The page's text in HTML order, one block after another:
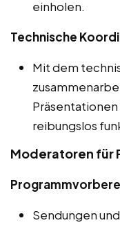
einholen.
Technische
Mit dem
reibungslos
Moderatoren für
Sendungen